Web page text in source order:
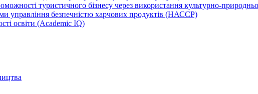
туристичного бізнесу через використання культурно-
управління безпечністю харчових продуктів (НАССР)
освіти (Academic IQ)